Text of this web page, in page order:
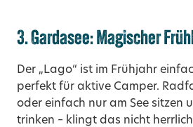
3. Gardasee: Magischer
Der „Lago“ ist im Frühjahr
perfekt für aktive Camper.
oder einfach nur am See sitzen
trinken – klingt das nicht